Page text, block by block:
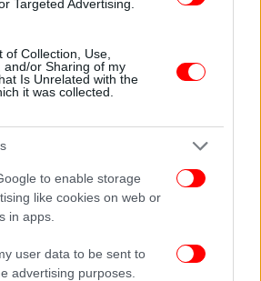
Targeted Advertising.
of Collection, Use,
and/or Sharing of my
Is Unrelated with the
it was collected.
to enable storage
like cookies on web or
in apps.
user data to be sent to
advertising purposes.
και μάθετε
Ειδήσεις